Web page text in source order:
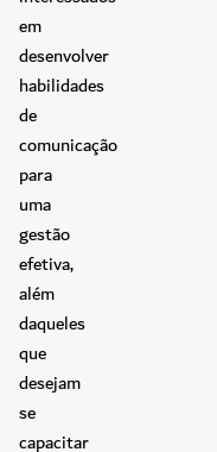
em
desenvolver
habilidades
de
comunicação
para
uma
gestão
efetiva,
além
daqueles
que
desejam
se
capacitar